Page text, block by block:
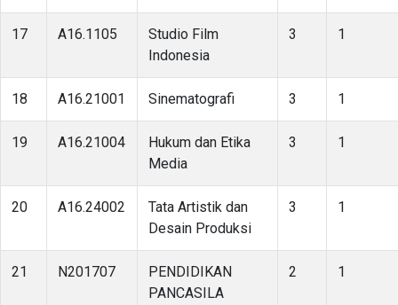
17 A16.1105
Studio Film
Indonesia
3 1
18 A16.21001 Sinematografi 3 1
19 A16.21004
Hukum dan Etika
Media
3 1
20 A16.24002
Tata Artistik dan
Desain Produksi
3 1
21 N201707
PENDIDIKAN
PANCASILA
2 1